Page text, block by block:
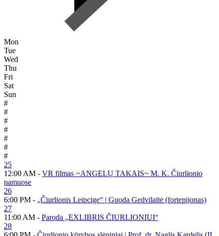
Mon
Tue
Wed
Thu
Fri
Sat
Sun
#
#
#
#
#
#
#
25
12:00 AM - VR filmas ~ANGELŲ TAKAIS~ M. K. Čiurlionio
namuose
26
6:00 PM - „Čiurlionis Leipcige“ | Guoda Gedvilaitė (fortepijonas)
27
11:00 AM - Paroda „EXLIBRIS ČIURLIONIUI“
28